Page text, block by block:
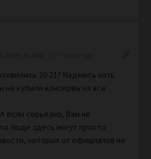
bbb
20-21? Надеюсь хоть
не купили консервы на все
если серьезно, Вам не
люди здесь могут просто
которых от официалов не